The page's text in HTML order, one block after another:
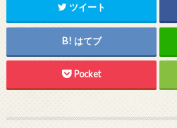
ツイート
はてブ
Pocket